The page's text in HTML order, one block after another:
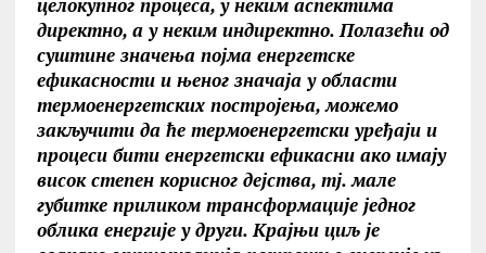
директно, а у неким индиректно. Полазећи од
суштине значења појма енергетске
ефикасности и њеног значаја у области
термоенергетских постројења, можемо
закључити да ће термоенергетски уређаји и
процеси бити енергетски ефикасни ако имају
висок степен корисног дејства, тј. мале
губитке приликом трансформације једног
облика енергије у други. Kрајњи циљ је